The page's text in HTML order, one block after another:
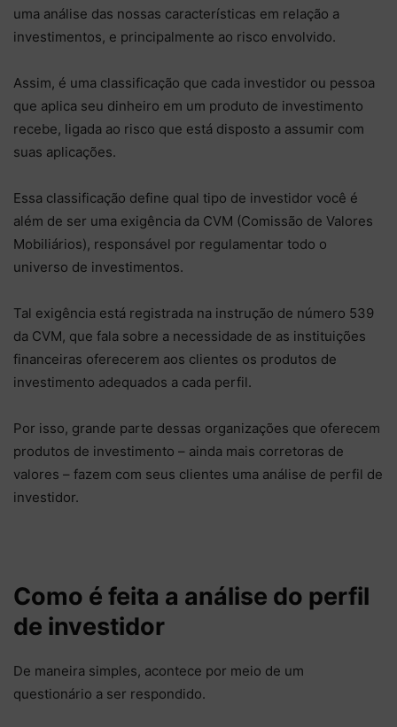
uma análise das nossas características em relação a
investimentos, e principalmente ao risco envolvido.
Assim, é uma classificação que cada investidor ou pessoa
que aplica seu dinheiro em um produto de investimento
recebe, ligada ao risco que está disposto a assumir com
suas aplicações.
Essa classificação define qual tipo de investidor você é
além de ser uma exigência da CVM (Comissão de Valores
Mobiliários), responsável por regulamentar todo o
universo de investimentos.
Tal exigência está registrada na instrução de número 539
da CVM, que fala sobre a necessidade de as instituições
financeiras oferecerem aos clientes os produtos de
investimento adequados a cada perfil.
Por isso, grande parte dessas organizações que oferecem
produtos de investimento – ainda mais corretoras de
valores – fazem com seus clientes uma análise de perfil de
investidor.
Como é feita a análise do perfil
de investidor
De maneira simples, acontece por meio de um
questionário a ser respondido.